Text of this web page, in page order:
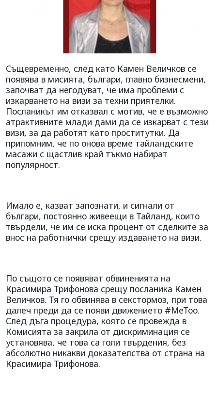
Същевременно, след като Камен Величков се
появява в мисията, българи, главно бизнесмени,
започват да негодуват, че има проблеми с
изкарването на визи за техни приятелки.
Посланикът им отказвал с мотив, че е възможно
атрактивните млади дами да се изкарват с тези
визи, за да работят като проститутки. Да
припомним, че по онова време тайландските
масажи с щастлив край тъкмо набират
популярност.
Имало е, казват запознати, и сигнали от
българи, постоянно живеещи в Тайланд, които
твърдели, че им се иска процент от сделките за
внос на работнички срещу издаването на визи.
По същото се появяват обвиненията на
Красимира Трифонова срещу посланика Камен
Величков. Тя го обвинява в секстормоз, при това
далеч преди да се появи движението #МеТоо.
След дъга процедура, която се провежда в
Комисията за закрила от дискриминация се
установява, че това са голи твърдения, без
абсолютно никакви доказателства от страна на
Красимира Трифонова.